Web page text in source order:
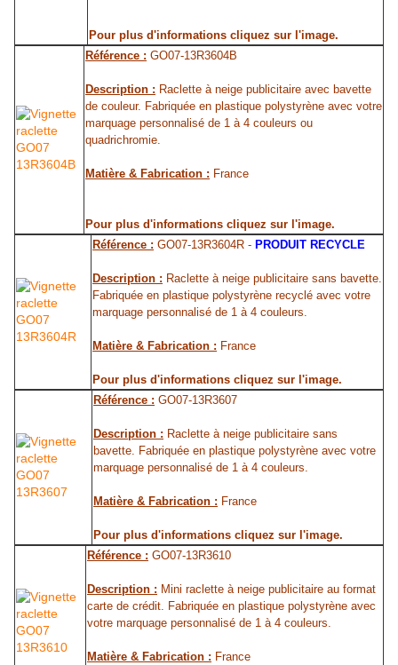
Pour plus d'informations cliquez sur l'image.
Référence : GO07-13R3604B
Description : Raclette à neige publicitaire avec bavette
de couleur. Fabriquée en plastique polystyrène avec votre
marquage personnalisé de 1 à 4 couleurs ou
quadrichromie.
Matière & Fabrication : France
Pour plus d'informations cliquez sur l'image.
Référence : GO07-13R3604R - PRODUIT RECYCLE
Description : Raclette à neige publicitaire sans bavette.
Fabriquée en plastique polystyrène recyclé avec votre
marquage personnalisé de 1 à 4 couleurs.
Matière & Fabrication : France
Pour plus d'informations cliquez sur l'image.
Référence : GO07-13R3607
Description : Raclette à neige publicitaire sans
bavette. Fabriquée en plastique polystyrène avec votre
marquage personnalisé de 1 à 4 couleurs.
Matière & Fabrication : France
Pour plus d'informations cliquez sur l'image.
Référence : GO07-13R3610
Description : Mini raclette à neige publicitaire au format
carte de crédit. Fabriquée en plastique polystyrène avec
votre marquage personnalisé de 1 à 4 couleurs.
Matière & Fabrication : France